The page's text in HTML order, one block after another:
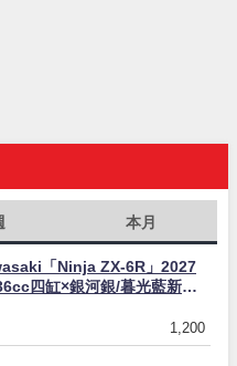
本月
「Ninja ZX-6R」2027
四缸×銀河銀/暮光藍新色
1,200